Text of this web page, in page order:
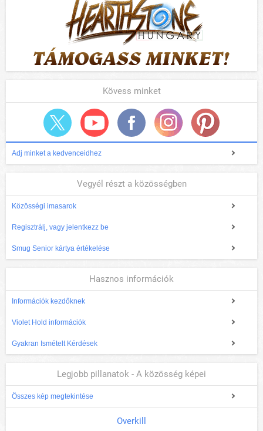
Kövess minket
Adj minket a kedvenceidhez
Vegyél részt a közösségben
Közösségi imasarok
Regisztrálj, vagy jelentkezz be
Smug Senior kártya értékelése
Hasznos információk
Információk kezdőknek
Violet Hold információk
Gyakran Ismételt Kérdések
Legjobb pillanatok - A közösség képei
Összes kép megtekintése
Overkill